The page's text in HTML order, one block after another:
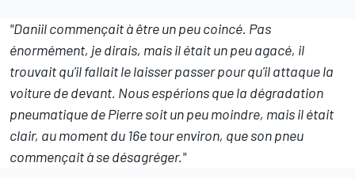
"Daniil commençait à être un peu coincé. Pas
énormément, je dirais, mais il était un peu agacé, il
trouvait qu'il fallait le laisser passer pour qu'il attaque la
voiture de devant. Nous espérions que la dégradation
pneumatique de Pierre soit un peu moindre, mais il était
clair, au moment du 16e tour environ, que son pneu
commençait à se désagréger."